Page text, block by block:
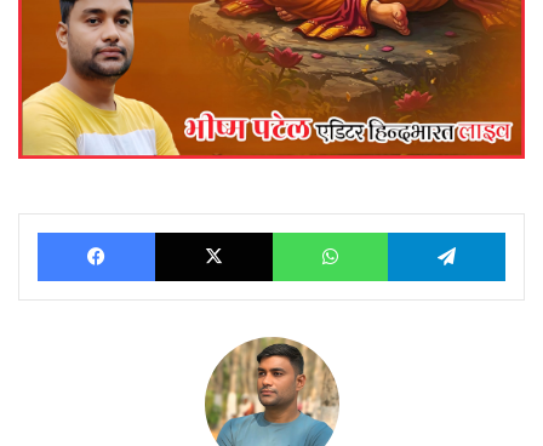
Facebook X WhatsApp